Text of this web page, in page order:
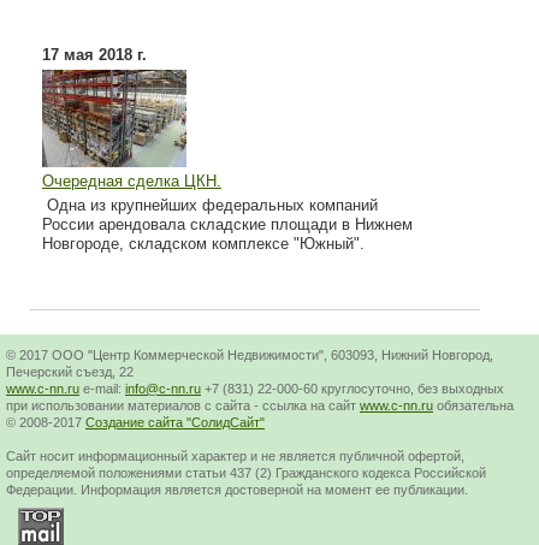
17 мая 2018 г.
Очередная сделка ЦКН.
Одна из крупнейших федеральных компаний
России арендовала складские площади в Нижнем
Новгороде, складском комплексе "Южный".
© 2017 ООО "Центр Коммерческой Недвижимости", 603093, Нижний Новгород,
Печерский съезд, 22
www.c-nn.ru e-mail: info@c-nn.ru +7 (831) 22-000-60 круглосуточно, без выходных
при использовании материалов с сайта - ссылка на сайт www.c-nn.ru обязательна
© 2008-2017 Создание сайта "СолидСайт"
Cайт носит информационный характер и не является публичной офертой,
определяемой положениями статьи 437 (2) Гражданского кодекса Российской
Федерации. Информация является достоверной на момент ее публикации.